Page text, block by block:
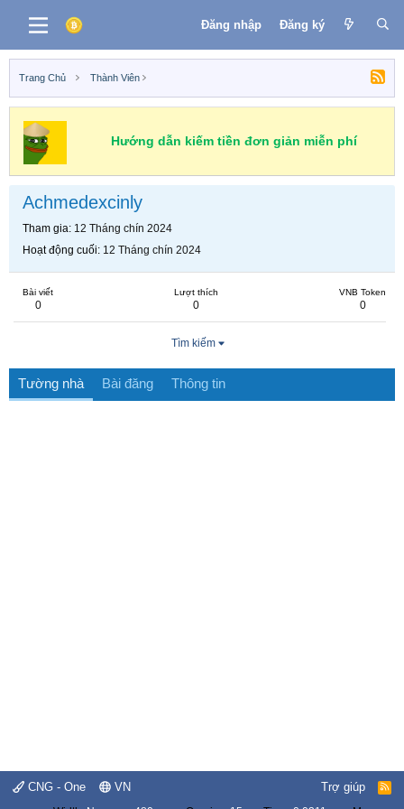
Đăng nhập Đăng ký
Trang Chủ Thành Viên
Hướng dẫn kiếm tiền đơn giản miễn phí
Achmedexcinly
Tham gia 12 Tháng chín 2024
Hoạt động cuối 12 Tháng chín 2024
Bài viết
0
Lượt thích
0
VNB Token
0
Tìm kiếm
Tường nhà Bài đăng Thông tin
CNG - One VN Trợ giúp
R